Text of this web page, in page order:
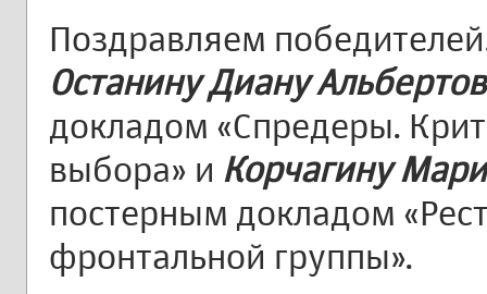
Поздравляем
Останину Диану
докладом «Спредеры.
выбора» и Корчагину
постерным докладом
фронтальной группы».